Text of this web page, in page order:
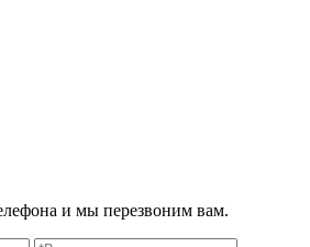
и мы перезвоним вам.